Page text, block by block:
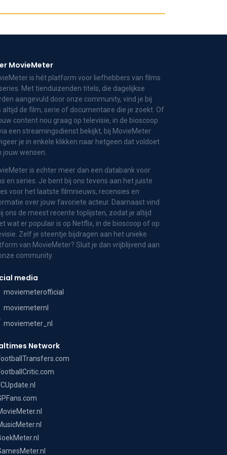
MovieMeter
is hét platform voor liefhebbers van films
Met tienduizenden titels, die dagelijkse
aangevuld door onze community, vind je bij
altijd de film, serie of documentaire die je zoekt. Of
content nou graag op televisie, in de bioscoop
een streamingsdienst bekijkt, bij MovieMeter
je in enkele klikken naar hetgeen dat voldoet
jouw wensen.
is echter meer dan een databank voor
en series. Je bent bij ons tevens aan het juiste
voor het laatste filmnieuws, recensies en
over jouw favoriete acteur. Daarnaast vind
ons de meest recente toplijsten, zodat je altijd
wat er populair is op Netflix, in de bioscoop of op
Zelf je steentje bijdragen aan het unieke
van MovieMeter? Sluit je dan vrijblijvend aan
community.
media
moviemeterofficial
moviemeternl
moviemeter_nl
Network